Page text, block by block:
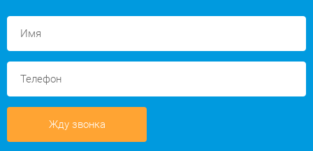
Жду звонка